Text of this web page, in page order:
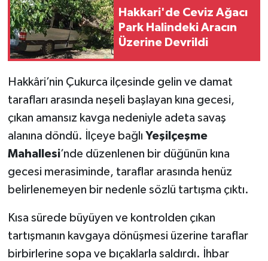
Hakkari'de Ceviz Ağacı
Park Halindeki Aracın
Üzerine Devrildi
Hakkâri’nin Çukurca ilçesinde gelin ve damat
tarafları arasında neşeli başlayan kına gecesi,
çıkan amansız kavga nedeniyle adeta savaş
alanına döndü. İlçeye bağlı Yeşilçeşme
Mahallesi’nde düzenlenen bir düğünün kına
gecesi merasiminde, taraflar arasında henüz
belirlenemeyen bir nedenle sözlü tartışma çıktı.
Kısa sürede büyüyen ve kontrolden çıkan
tartışmanın kavgaya dönüşmesi üzerine taraflar
birbirlerine sopa ve bıçaklarla saldırdı. İhbar
İLGİNÇ HABERLER
KADIN
MAGAZİN
MAKALE
POLİTİKA
REKLAM
SAĞLIK
SİYASET